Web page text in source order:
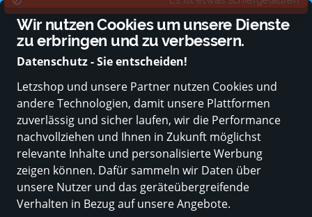
Wir nutzen Cookies um unsere Dienste
zu erbringen und zu verbessern.
Datenschutz - Sie entscheiden!
Letzshop und unsere Partner nutzen Cookies und
andere Technologien, damit unsere Plattformen
zuverlässig und sicher laufen, wir die Performance
nachvollziehen und Ihnen in Zukunft möglichst
relevante Inhalte und personalisierte Werbung
zeigen können. Dafür sammeln wir Daten über
unsere Nutzer und das geräteübergreifende
Verhalten in Bezug auf unsere Angebote.
Sprache ändern
ALLE KATEGORIEN NEUE PRODUKTE ANGEBOTE BABY &